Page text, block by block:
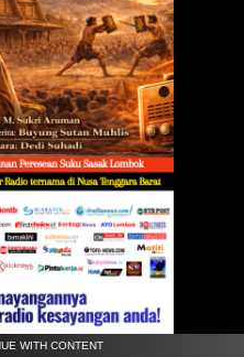
WITH CONTENT